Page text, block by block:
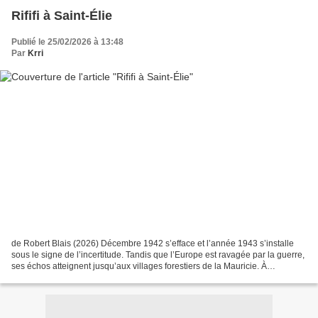
Rififi à Saint-Élie
Publié le 25/02/2026 à 13:48
Par Krri
de Robert Blais (2026) Décembre 1942 s’efface et l’année 1943 s’installe
sous le signe de l’incertitude. Tandis que l’Europe est ravagée par la guerre,
ses échos atteignent jusqu’aux villages forestiers de la Mauricie. À